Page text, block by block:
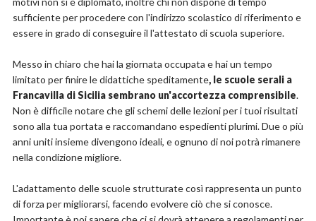
sufficiente per procedere con l'indirizzo scolastico di riferimento e
essere in grado di conseguire il l'attestato di scuola superiore.
Messo in chiaro che hai la giornata occupata e hai un tempo
limitato per finire le didattiche speditamente, le scuole serali a
Francavilla di Sicilia sembrano un'accortezza comprensibile.
Non è difficile notare che gli schemi delle lezioni per i tuoi risultati
sono alla tua portata e raccomandano espedienti plurimi. Due o più
anni uniti insieme divengono ideali, e ognuno di noi potrà rimanere
nella condizione migliore.
L'adattamento delle scuole strutturate così rappresenta un punto
di forza per migliorarsi, facendo evolvere ciò che si conosce.